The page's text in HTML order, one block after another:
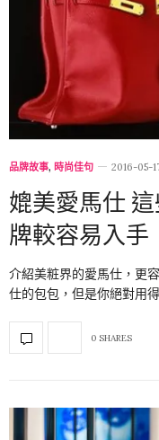
品牌故事, 時尚佳句 2016-05-
媲美愛馬仕
牌較容易入手
介紹美粧界的愛馬仕，更
仕的包包，但是你絕對用
0 SHARES